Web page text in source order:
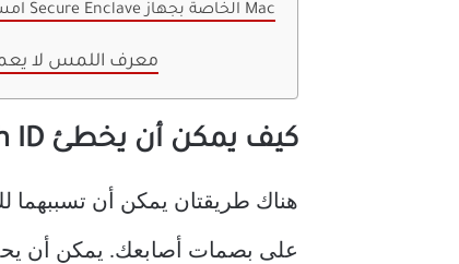
امسح بيانات المنطقة الآمنة Secure Enclave الخاصة بجهاز Mac
معرف اللمس لا
كيف يمكن أن يخطئ Touch ID
على بصمات أصابعك. يمكن أن